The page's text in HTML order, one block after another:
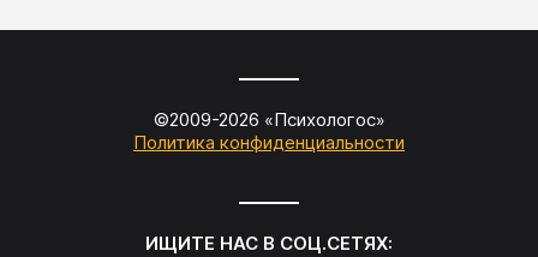
©2009-2026 «Психологос»
Политика конфиденциальности
ИЩИТЕ НАС В СОЦ.СЕТЯХ: